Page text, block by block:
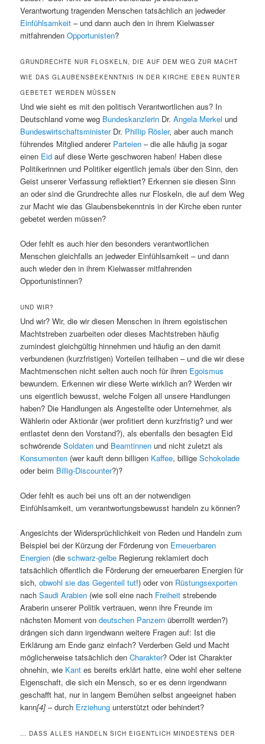
Verantwortung tragenden Menschen tatsächlich an jedweder
Einfühlsamkeit – und dann auch den in ihrem Kielwasser
mitfahrendenOpportunisten?
GRUNDRECHTE NUR FLOSKELN, DIE AUF DEM WEG ZUR MACHT
WIE DAS GLAUBENSBEKENNTNIS IN DER KIRCHE EBEN RUNTER
GEBETET WERDEN MÜSSEN
Und wie sieht es mit den politisch Verantwortlichen aus? In
Deutschland vorne weg Bundeskanzlerin Dr.Angela Merkel und
BundeswirtschaftsministerDr. Phillip Rösler, aber auch manch
führendes Mitglied anderer Parteien – die alle häufig ja sogar
einen Eid auf diese Werte geschworen haben! Haben diese
Politikerinnen und Politiker eigentlich jemals über den Sinn, den
Geist unserer Verfassung reflektiert? Erkennen sie diesen Sinn
an oder sind die Grundrechte alles nur Floskeln, die auf dem Weg
zur Macht wie das Glaubensbekenntnis in der Kirche eben runter
gebetet werden müssen?
Oder fehlt es auch hier den besonders verantwortlichen
Menschen gleichfalls an jedweder Einfühlsamkeit – und dann
auch wieder den in ihrem Kielwasser mitfahrenden
Opportunistinnen?
UND WIR?
Und wir? Wir, die wir diesen Menschen in ihrem egoistischen
Machtstreben zuarbeiten oder dieses Machtstreben häufig
zumindest gleichgültig hinnehmen und häufig an den damit
verbundenen (kurzfristigen) Vorteilen teilhaben – und die wir diese
Machtmenschen nicht selten auch noch für ihren Egoismus
bewundern. Erkennen wir diese Werte wirklich an? Werden wir
uns eigentlich bewusst, welche Folgen all unsere Handlungen
haben? Die Handlungen als Angestellte oder Unternehmer, als
Wählerin oder Aktionär (wer profitiert denn kurzfristig? und wer
entlastet denn den Vorstand?), als ebenfalls den besagten Eid
schwörendeSoldaten und Beamtinnen und nicht zuletzt als
Konsumenten (wer kauft denn billigen Kaffee, billigeSchokolade
oder beim Billig-Discounter?)?
Oder fehlt es auch bei uns oft an der notwendigen
Einfühlsamkeit, um verantwortungsbewusst handeln zu können?
Angesichts der Widersprüchlichkeit von Reden und Handeln zum
Beispiel bei der Kürzung der Förderung von Erneuerbaren
Energien (dieschwarz-gelbe Regierung reklamiert doch
tatsächlich öffentlich die Förderung der erneuerbaren Energien für
sich,obwohl sie das Gegenteil tut!) oder von Rüstungsexporten
nachSaudi Arabien (wie soll eine nach Freiheit strebende
Araberin unserer Politik vertrauen, wenn ihre Freunde im
nächsten Moment vondeutschen Panzern überrollt werden?)
drängen sich dann irgendwann weitere Fragen auf: Ist die
Erklärung am Ende ganz einfach? Verderben Geld und Macht
möglicherweise tatsächlich denCharakter? Oder ist Charakter
ohnehin, wie Kant es bereits erklärt hatte, eine wohl eher seltene
Eigenschaft, die sich ein Mensch, so er es denn irgendwann
geschafft hat, nur in langem Bemühen selbst angeeignet haben
kann[4] – durch Erziehung unterstützt oder behindert?
… DASS ALLES HANDELN SICH EIGENTLICH MINDESTENS DER